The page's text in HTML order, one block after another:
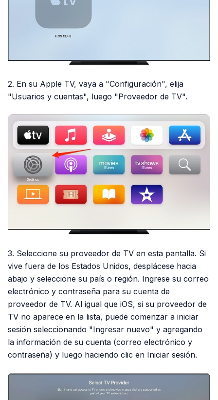
2. En su Apple TV, vaya a "Configuración", elija
"Usuarios y cuentas", luego "Proveedor de TV".
3. Seleccione su proveedor de TV en esta pantalla. Si
vive fuera de los Estados Unidos, desplácese hacia
abajo y seleccione su país o región. Ingrese su correo
electrónico y contraseña para su cuenta de
proveedor de TV. Al igual que iOS, si su proveedor de
TV no aparece en la lista, puede comenzar a iniciar
sesión seleccionando "Ingresar nuevo" y agregando
la información de su cuenta (correo electrónico y
contraseña) y luego haciendo clic en Iniciar sesión.